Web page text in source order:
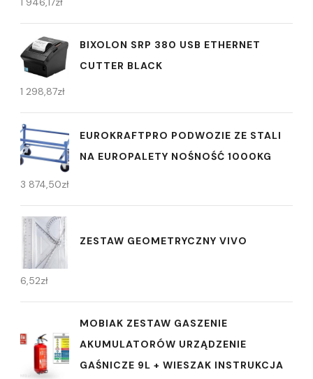
BIXOLON SRP 380 USB ETHERNET
CUTTER BLACK
1 298,87zł
EUROKRAFTPRO PODWOZIE ZE STALI
NA EUROPALETY NOŚNOŚĆ 1000KG
3 874,50zł
ZESTAW GEOMETRYCZNY VIVO
6,52zł
MOBIAK ZESTAW GASZENIE
AKUMULATORÓW URZĄDZENIE
GAŚNICZE 9L + WIESZAK INSTRUKCJA